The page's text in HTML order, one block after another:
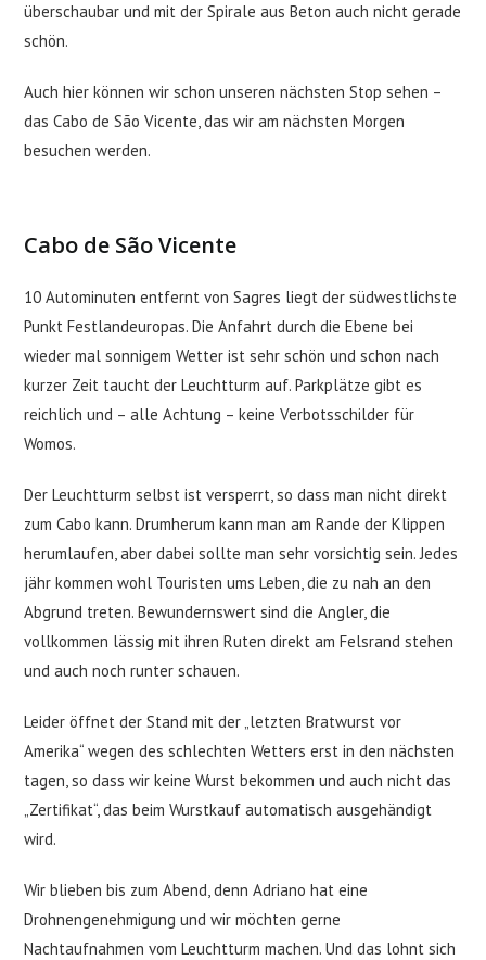
überschaubar und mit der Spirale aus Beton auch nicht gerade
schön.
Auch hier können wir schon unseren nächsten Stop sehen –
das Cabo de São Vicente, das wir am nächsten Morgen
besuchen werden.
Cabo de São Vicente
10 Autominuten entfernt von Sagres liegt der südwestlichste
Punkt Festlandeuropas. Die Anfahrt durch die Ebene bei
wieder mal sonnigem Wetter ist sehr schön und schon nach
kurzer Zeit taucht der Leuchtturm auf. Parkplätze gibt es
reichlich und – alle Achtung – keine Verbotsschilder für
Womos.
Der Leuchtturm selbst ist versperrt, so dass man nicht direkt
zum Cabo kann. Drumherum kann man am Rande der Klippen
herumlaufen, aber dabei sollte man sehr vorsichtig sein. Jedes
jähr kommen wohl Touristen ums Leben, die zu nah an den
Abgrund treten. Bewundernswert sind die Angler, die
vollkommen lässig mit ihren Ruten direkt am Felsrand stehen
und auch noch runter schauen.
Leider öffnet der Stand mit der „letzten Bratwurst vor
Amerika“ wegen des schlechten Wetters erst in den nächsten
tagen, so dass wir keine Wurst bekommen und auch nicht das
„Zertifikat“, das beim Wurstkauf automatisch ausgehändigt
wird.
Wir blieben bis zum Abend, denn Adriano hat eine
Drohnengenehmigung und wir möchten gerne
Nachtaufnahmen vom Leuchtturm machen. Und das lohnt sich